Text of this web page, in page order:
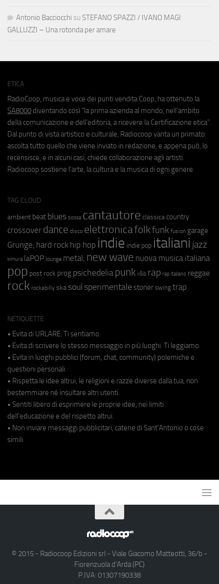
Antonio Bacciocchi su STEFANO SPAZZI / IVANO MAGI
GALLUZZI – Una rotonda per amare
ETICA
RadioCoop, musica e voce dei punti vendita Coop, ha ottenuto la
SA8000 diventando così "la prima azienda al mondo, nell'ambito
della comunicazione e dell'editoria, a ricevere la Certificazione etica".
Dal punto di vista artistico e culturale, Radiocoop vanta un primato:
ascolta tutto quello che viene inviato in redazione, e appena può, lo
recensisce, e in alcuni casi, chiede collaborazione agli artisti.
Radiocoop sostiene l'arte, la cultura e la musica di ogni genere.
TAG CLOUD
ambient beat blues bossa cantautore classica country
crossover dance disco elettronicafolkfunk fusion garage
Grunge; hard rock hip hop indie indie pop italiani jazz
kimura laPOP lounge metal; new wave nuova musica italiana
pop post rock prog psichedeliapunk r&b rap rap italiano reggae
rock rockabilly ska soul sperimentale stoner swing trap
NETIQUETTE
• Evita di URLARE. Ti sentiamo.
• Evita di scrivere lo stesso messaggio in più luoghi. Ti leggiamo.
• Evita in luoghi pubblici (forum, chat, community) polemiche e
questioni personali.
• Rispetta le idee altrui, le religioni e razze diverse dalla tua, non
bestemmiare né insultare altri utenti.
• Sentiti libero di esprimere le proprie idee, nei limiti
dell'educazione e del rispetto altrui.
• Non inviare messaggi pubblicitari, catene di Sant'Antonio o cose
simili.
© 2015 - Radiocoop Edizioni srl - Viale Giacomo Matteotti, 36/b -
Fiorenzuola d'Arda (PC)
P.IVA: 01307190338